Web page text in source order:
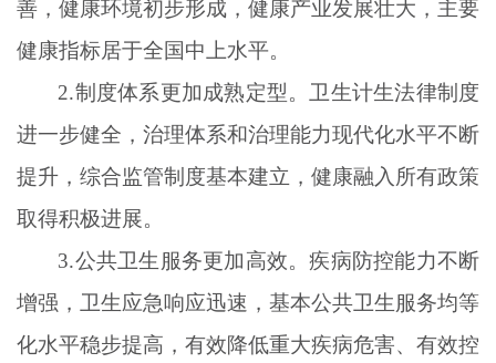
善，健康环境初步形成，健康产业发展壮大，主要
健康指标居于全国中上水平。
2.制度体系更加成熟定型。卫生计生法律制度
进一步健全，治理体系和治理能力现代化水平不断
提升，综合监管制度基本建立，健康融入所有政策
取得积极进展。
3.公共卫生服务更加高效。疾病防控能力不断
增强，卫生应急响应迅速，基本公共卫生服务均等
化水平稳步提高，有效降低重大疾病危害、有效控